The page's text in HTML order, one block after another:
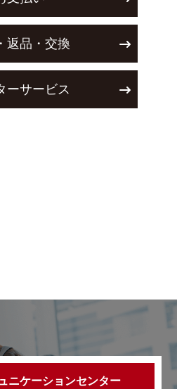
返品・交換
ーサービス
ニケーションセンター